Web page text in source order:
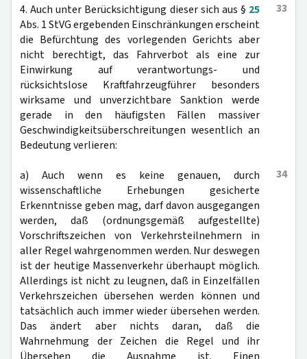
33
4. Auch unter Berücksichtigung dieser sich aus § 25
Abs. 1 StVG ergebenden Einschränkungen erscheint
die Befürchtung des vorlegenden Gerichts aber
nicht berechtigt, das Fahrverbot als eine zur
Einwirkung auf verantwortungs- und
rücksichtslose Kraftfahrzeugführer besonders
wirksame und unverzichtbare Sanktion werde
gerade in den häufigsten Fällen massiver
Geschwindigkeitsüberschreitungen wesentlich an
Bedeutung verlieren:
34
a) Auch wenn es keine genauen, durch
wissenschaftliche Erhebungen gesicherte
Erkenntnisse geben mag, darf davon ausgegangen
werden, daß (ordnungsgemäß aufgestellte)
Vorschriftszeichen von Verkehrsteilnehmern in
aller Regel wahrgenommen werden. Nur deswegen
ist der heutige Massenverkehr überhaupt möglich.
Allerdings ist nicht zu leugnen, daß in Einzelfällen
Verkehrszeichen übersehen werden können und
tatsächlich auch immer wieder übersehen werden.
Das ändert aber nichts daran, daß die
Wahrnehmung der Zeichen die Regel und ihr